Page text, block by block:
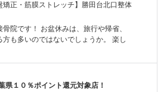
矯正・筋膜ストレッチ】勝田台北口整体
院です！ お盆休みは、旅行や帰省、
も多いのではないでしょうか。 楽し
県１０％ポイント還元対象店！